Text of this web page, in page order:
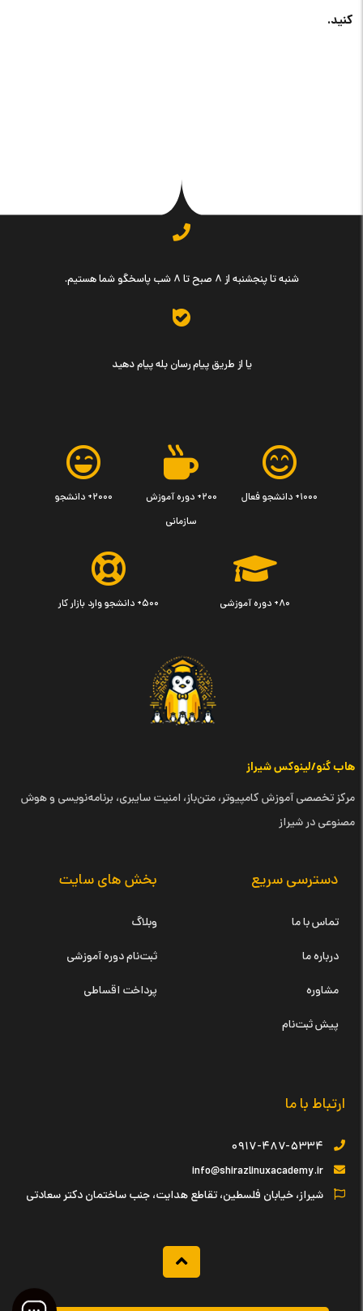
کنید.
شنبه تا پنجشنبه از ۸ صبح تا ۸ شب پاسخگو شما هستیم.
یا از طریق پیام رسان بله پیام دهید
۱۰۰۰+ دانشجو فعال
۲۰۰+ دوره آموزش
سازمانی
۲۰۰۰+ دانشجو
۸۰+ دوره آموزشی ۵۰۰+ دانشجو وارد بازار کار
هاب گنو/لینوکس شیراز
مرکز تخصصی آموزش کامپیوتر، متن‌باز، امنیت سایبری، برنامه‌نویسی و هوش
مصنوعی در شیراز
دسترسی سریع
تماس با ما
درباره ما
مشاوره
پیش ثبت‌نام
بخش های سایت
وبلاگ
ثبت‌نام دوره آموزشی
پرداخت اقساطی
ارتباط با ما
۰۹۱۷-۴۸۷-۵۳۳۴
info@shirazlinuxacademy.ir
شیراز، خیابان فلسطین، تقاطع هدایت، جنب ساختمان دکتر سعادتی